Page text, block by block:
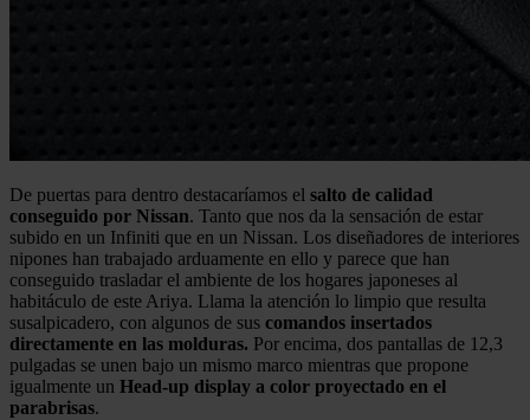
De puertas para dentro destacaríamos el salto de calidad
conseguido por Nissan. Tanto que nos da la sensación de estar
subido en un Infiniti que en un Nissan. Los diseñadores de interiores
nipones han trabajado arduamente en ello y parece que han
conseguido trasladar el ambiente de los hogares japoneses al
habitáculo de este Ariya. Llama la atención lo limpio que resulta
susalpicadero, con algunos de sus comandos insertados
directamente en las molduras. Por encima, dos pantallas de 12,3
pulgadas se unen bajo un mismo marco mientras que propone
igualmente un Head-up display a color proyectado en el
parabrisas.